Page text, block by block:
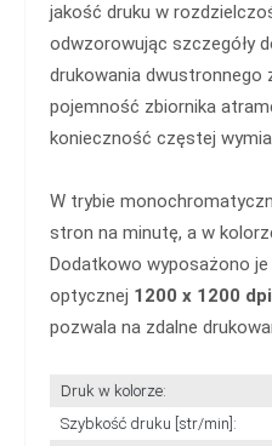
jakość druku w
odwzorowując szczegóły
drukowania dwustronnego
pojemność zbiornika
konieczność częstej
W trybie
stron na minutę, a w
Dodatkowo wyposażono
optycznej 1200 x 1200
pozwala na zdalne
Druk w kolorze:
Szybkość druku [str/min]: